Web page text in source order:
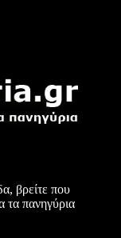
βρείτε που
τα πανηγύρια